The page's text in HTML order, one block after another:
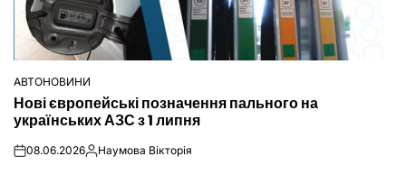
ОПУБЛІКУВАТИ
У
АВТОНОВИНИ
Нові європейські позначення пального на
українських АЗС з 1 липня
on08.06.2026Опубліковано
Наумова Вікторія